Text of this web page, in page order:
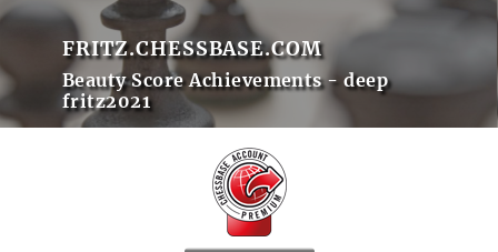
FRITZ.CHESSBASE.COM
Beauty Score Achievements - deep
fritz2021